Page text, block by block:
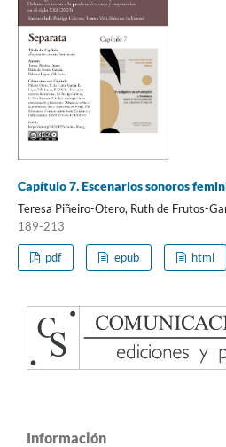
Capítulo 7. Escenarios sonoros
Teresa Piñeiro-Otero, Ruth de Frutos-
189-213
pdf epub html
Información